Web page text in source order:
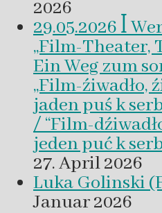
2026
29.05.2026 ꟾ
„Film-Theater,
Ein Weg zum
„Film-źiwadło,
jaden puś k
/ “Film-
jeden puć k
27. April 2026
Luka Golinski
Januar 2026